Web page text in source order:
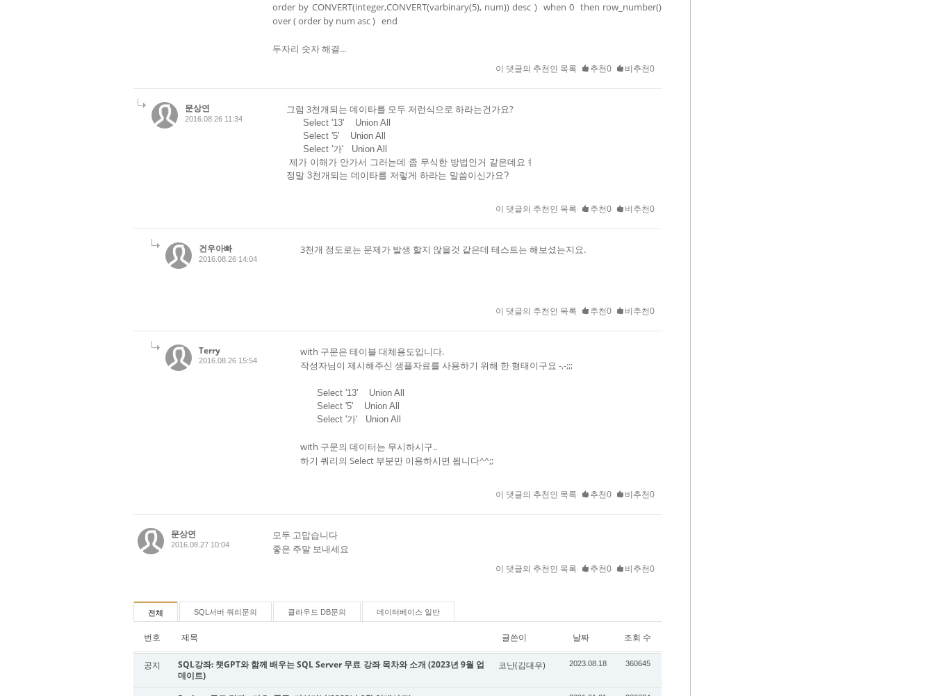
order by CONVERT(integer,CONVERT(varbinary(5), num)) desc ) when 0 then row_number()
over ( order by num asc ) end
두자리 숫자 해결...
이 댓글의 추천인 목록 추천0 비추천0
문상연
2016.08.26 11:34
그럼 3천개되는 데이타를 모두 저런식으로 하라는건가요?
Select '13' Union All
Select '5' Union All
Select '가' Union All
제가 이해가 안가서 그러는데 좀 무식한 방법인거 같은데요ㅕ
정말 3천개되는 데이타를 저렇게 하라는 말씀이신가요?
이 댓글의 추천인 목록 추천0 비추천0
건우아빠
2016.08.26 14:04
3천개 정도로는 문제가 발생 할지 않을것 같은데 테스트는 해보셨는지요.
이 댓글의 추천인 목록 추천0 비추천0
Terry
2016.08.26 15:54
with 구문은 테이블 대체용도입니다.
작성자님이 제시해주신 샘플자료를 사용하기 위해 한 형태이구요 -,-;;;
Select '13' Union All
Select '5' Union All
Select '가' Union All
with 구문의 데이터는 무시하시구..
하기 쿼리의 Select 부분만 이용하시면 됩니다^^;;
이 댓글의 추천인 목록 추천0 비추천0
문상연
2016.08.27 10:04
모두 고맙습니다
좋은 주말 보내세요
이 댓글의 추천인 목록 추천0 비추천0
전체 SQL서버 쿼리문의 클라우드 DB문의 데이터베이스 일반
번호 제목 글쓴이 날짜 조회 수
공지
SQL강좌: 챗GPT와 함께 배우는 SQL Server 무료 강좌 목차와 소개 (2023년 9월 업
데이트)
코난(김대우) 2023.08.18 360645